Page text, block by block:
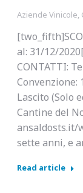
Aziende Vinicole,
al: 31/12/
CONTATTI:
Convenzione:
Lascito (Solo
Cantine del
ansaldosts.it/
sette anni, e
Read article